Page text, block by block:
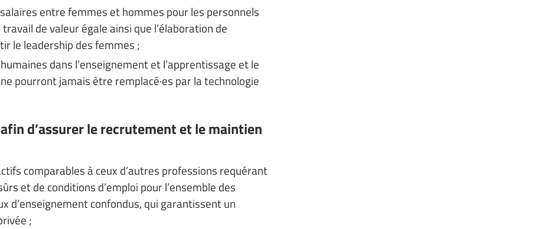
salaires entre femmes et hommes pour les personnels
de valeur égale ainsi que l’élaboration de
le leadership des femmes ;
dans l’enseignement et l’apprentissage et le
pourront jamais être remplacé·es par la technologie
d’assurer le recrutement et le maintien
comparables à ceux d’autres professions requérant
et de conditions d’emploi pour l’ensemble des
d’enseignement confondus, qui garantissent un
;